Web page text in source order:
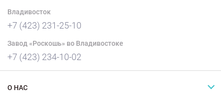
Владивосток
+7 (423) 231-25-10
Завод «Роскошь» во Владивостоке
+7 (423) 234-10-02
О НАС